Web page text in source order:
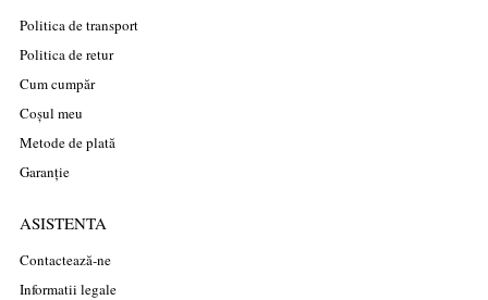
Politica de transport
Politica de retur
Cum cumpăr
Coșul meu
Metode de plată
Garanție
ASISTENTA
Contactează-ne
Informatii legale